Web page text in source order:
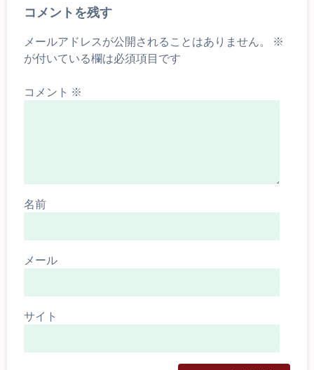
コメントを残す
メールアドレスが公開されることはありません。
※
が付いている欄は必須項目です
コメント ※
名前
メール
サイト